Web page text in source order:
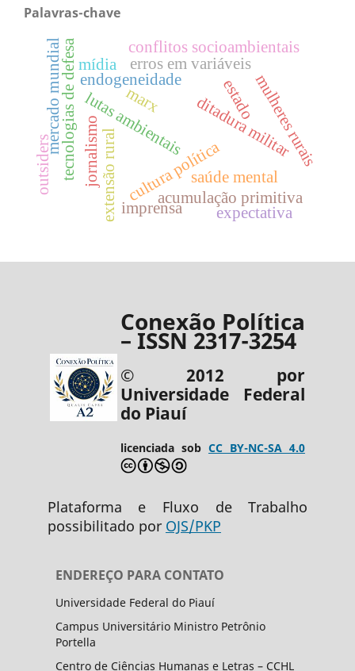
Palavras-chave
ditadura militar
lutas ambientais
cultura política
endogeneidade
erros em variáveis
tecnologias de defesa marx
conflitos socioambientais
acumulação primitiva
estado
mercado mundial
saúde mental
mulheres rurais
extensão rural
jornalismo
imprensa
mídia
outsiders
expectativa
Conexão Política
– ISSN 2317-3254
© 2012 por
Universidade Federal
do Piauí
licenciada sob CC BY-NC-SA 4.0
Plataforma e Fluxo de Trabalho
possibilitado por OJS/PKP
ENDEREÇO PARA CONTATO
Universidade Federal do Piauí
Campus Universitário Ministro Petrônio
Portella
Centro de Ciências Humanas e Letras – CCHL